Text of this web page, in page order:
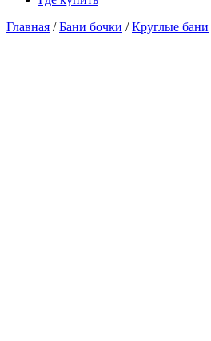
Главная /Бани бочки /Круглые бани